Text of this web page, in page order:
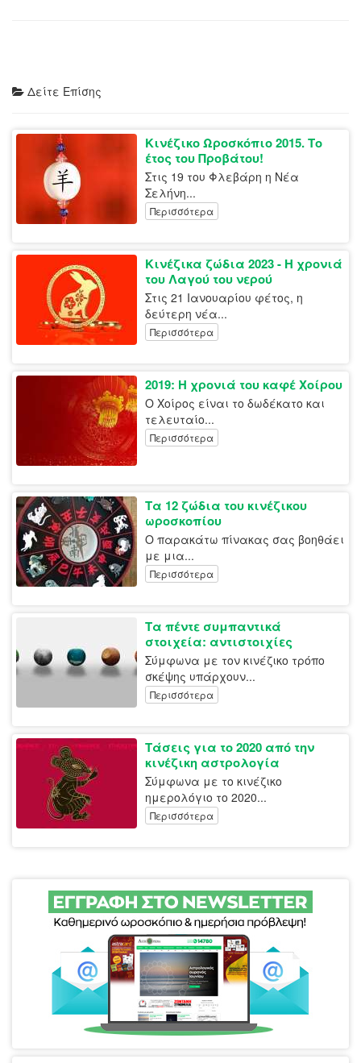
Δείτε Επίσης
Κινέζικο Ωροσκόπιο 2015. Το
έτος του Προβάτου!
Στις 19 του Φλεβάρη η Νέα
Σελήνη...
Περισσότερα
Κινέζικα ζώδια 2023 - Η χρονιά
του Λαγού του νερού
Στις 21 Ιανουαρίου φέτος, η
δεύτερη νέα...
Περισσότερα
2019: Η χρονιά του καφέ Χοίρου
Ο Χοίρος είναι το δωδέκατο και
τελευταίο...
Περισσότερα
Τα 12 ζώδια του κινέζικου
ωροσκοπίου
Ο παρακάτω πίνακας σας βοηθάει
με μια...
Περισσότερα
Τα πέντε συμπαντικά
στοιχεία: αντιστοιχίες
Σύμφωνα με τον κινέζικο τρόπο
σκέψης υπάρχουν...
Περισσότερα
Τάσεις για το 2020 από την
κινέζικη αστρολογία
Σύμφωνα με το κινέζικο
ημερολόγιο το 2020...
Περισσότερα